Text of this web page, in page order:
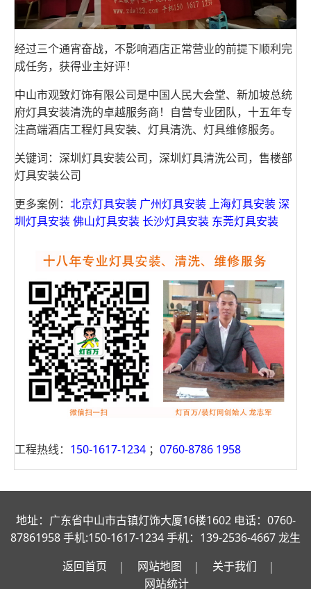
经过三个通宵奋战，不影响酒店正常营业的前提下顺利完
成任务，获得业主好评！
中山市观致灯饰有限公司是中国人民大会堂、新加坡总统
府灯具安装清洗的卓越服务商！自营专业团队，十五年专
注高端酒店工程灯具安装、灯具清洗、灯具维修服务。
关键词：深圳灯具安装公司，深圳灯具清洗公司，售楼部
灯具安装公司
更多案例： 北京灯具安装广州灯具安装上海灯具安装深
圳灯具安装佛山灯具安装长沙灯具安装 东莞灯具安装
工程热线： 150-1617-1234 ； 0760-8786 1958
地址：广东省中山市古镇灯饰大厦16楼1602 电话：0760-
87861958 手机:150-1617-1234 手机：139-2536-4667 龙生
返回首页
网站地图
关于我们
网站统计